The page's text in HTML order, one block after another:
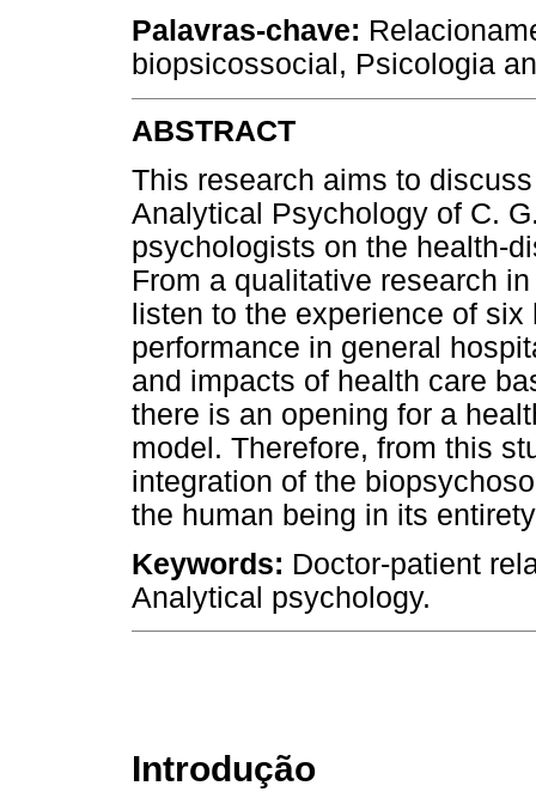
Palavras-chave:
biopsicossocial, Psicologia
ABSTRACT
This research aims to
Analytical Psychology of C.
psychologists on the health-
From a qualitative research
listen to the experience of
performance in general
and impacts of health care
there is an opening for a
model. Therefore, from this
integration of the
the human being in its
Keywords: Doctor-patient
Analytical psychology.
Introdução